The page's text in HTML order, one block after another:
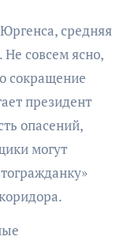
средняя
Не совсем ясно,
сокращение
президент
опасений,
могут